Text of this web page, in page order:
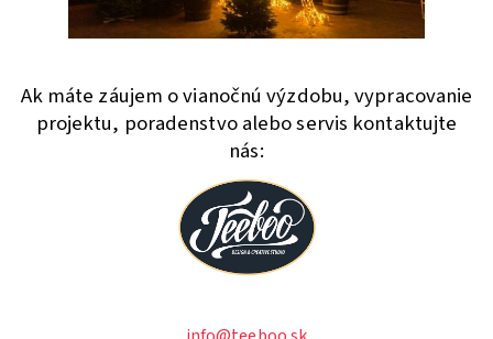
Ak máte záujem o vianočnú výzdobu, vypracovanie
projektu, poradenstvo alebo servis kontaktujte
nás: